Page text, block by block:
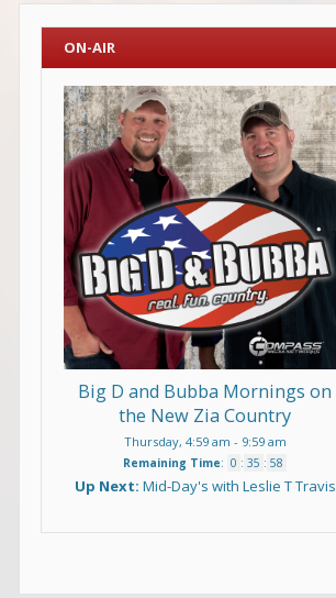
ON-AIR
Big D and Bubba Mornings on
the New Zia Country
Thursday, 4:59 am - 9:59 am
Remaining Time: 0 : 35 : 57
Up Next: Mid-Day's with Leslie T Travis